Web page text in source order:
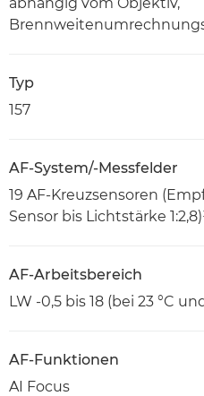
Typ
157
AF-System/-Messfelder
19 AF-Kreuzsensoren
Sensor bis Lichtstärke
AF-Arbeitsbereich
LW -0,5 bis 18 (bei 23 °C
AF-Funktionen
AI Focus